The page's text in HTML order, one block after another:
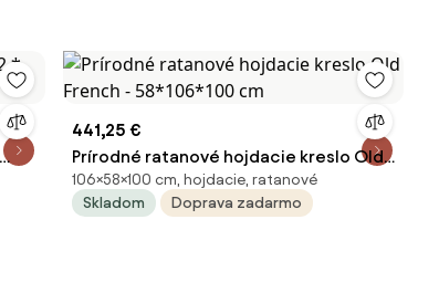
441,25 €
Prírodné ratanové hojdacie kreslo Old
French - 58*106*100 cm
106×58×100 cm, hojdacie, ratanové
Skladom
Doprava zadarmo